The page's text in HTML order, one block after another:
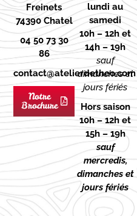
Freinets
74390 Chatel
04 50 73 30
86
contact@atelierdetheo.com
Notre
Brochure
lundi au
samedi
10h – 12h et
14h – 19h
sauf
dimanches et
jours fériés
Hors saison
10h – 12h et
15h – 19h
sauf
mercredis,
dimanches et
jours fériés